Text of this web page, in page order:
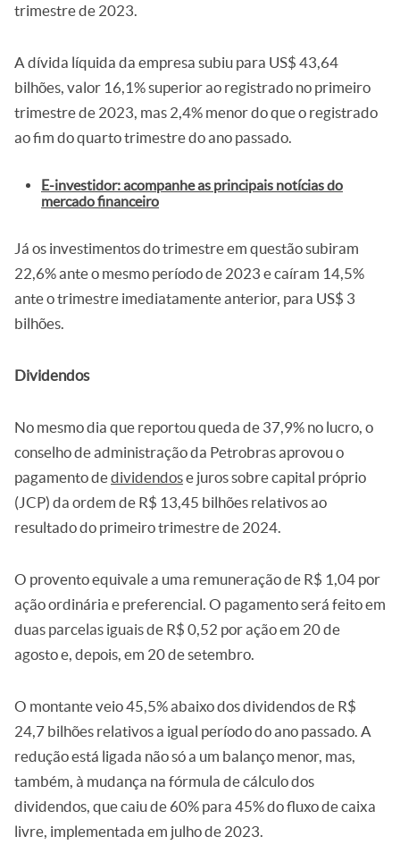
trimestre de 2023.
A dívida líquida da empresa subiu para US$ 43,64
bilhões, valor 16,1% superior ao registrado no primeiro
trimestre de 2023, mas 2,4% menor do que o registrado
ao fim do quarto trimestre do ano passado.
E-investidor: acompanhe as principais notícias do
mercado financeiro
Já os investimentos do trimestre em questão subiram
22,6% ante o mesmo período de 2023 e caíram 14,5%
ante o trimestre imediatamente anterior, para US$ 3
bilhões.
Dividendos
No mesmo dia que reportou queda de 37,9% no lucro, o
conselho de administração da Petrobras aprovou o
pagamento dedividendose juros sobre capital próprio
(JCP) da ordem de R$ 13,45 bilhões relativos ao
resultado do primeiro trimestre de 2024.
O provento equivale a uma remuneração de R$ 1,04 por
ação ordinária e preferencial. O pagamento será feito em
duas parcelas iguais de R$ 0,52 por ação em 20 de
agosto e, depois, em 20 de setembro.
O montante veio 45,5% abaixo dos dividendos de R$
24,7 bilhões relativos a igual período do ano passado. A
redução está ligada não só a um balanço menor, mas,
também, à mudança na fórmula de cálculo dos
dividendos, que caiu de 60% para 45% do fluxo de caixa
livre, implementada em julho de 2023.